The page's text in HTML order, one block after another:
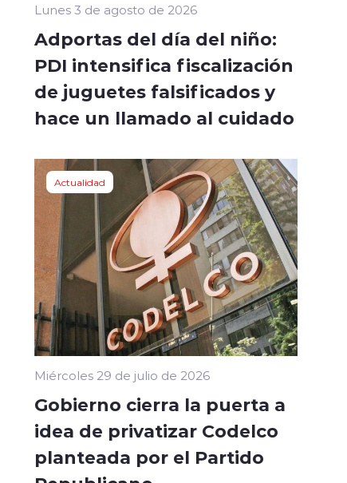
Lunes 3 de agosto de 2026
Adportas del día del niño:
PDI intensifica fiscalización
de juguetes falsificados y
hace un llamado al cuidado
Actualidad
Miércoles 29 de julio de 2026
Gobierno cierra la puerta a
idea de privatizar Codelco
planteada por el Partido